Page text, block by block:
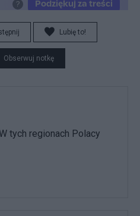
Lubię to!
Obserwuj notkę
tych regionach Polacy